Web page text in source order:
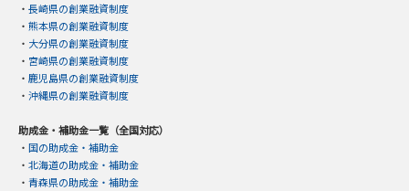
・ 長崎県の創業融資制度
・ 熊本県の創業融資制度
・ 大分県の創業融資制度
・ 宮崎県の創業融資制度
・ 鹿児島県の創業融資制度
・ 沖縄県の創業融資制度
助成金・補助金一覧（全国対応）
・ 国の助成金・補助金
・ 北海道の助成金・補助金
・ 青森県の助成金・補助金